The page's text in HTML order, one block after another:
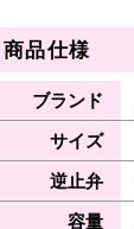
商品仕様
ブランド
サイズ
逆止弁
容量